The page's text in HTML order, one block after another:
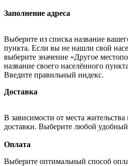
Заполнение адреса
Выберите из списка название
пункта. Если вы не нашли свой
выберите значение «Другое
название своего населённого
Введите правильный индекс.
Доставка
В зависимости от места
доставки. Выберите любой
Оплата
Выберите оптимальный способ